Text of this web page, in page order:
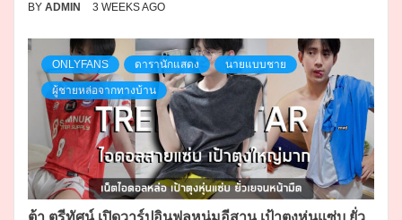
BY ADMIN 3 WEEKS AGO
ONLYFANS ดารานักแสดง นายแบบชาย
ผู้ชายหล่อจากทางบ้าน